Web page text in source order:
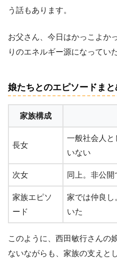
う話もあります。
お父さん、今日はかっこよか
りのエネルギー源になってい
娘たちとのエピソードまと
家族構成
長女
一般社会人と
いない
次女 同上。非公
家族エピソ
ード
家では仲良し
いた
このように、西田敏行さんの
ないながらも、家族の支えと